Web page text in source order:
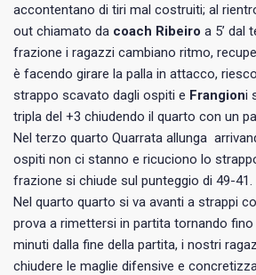
accontentano di tiri mal costruiti; al
out chiamato da coach Ribeiro a 5’ dal
frazione i ragazzi cambiano ritmo,
è facendo girare la palla in attacco,
strappo scavato dagli ospiti e Frangioni
tripla del +3 chiudendo il quarto con un
Nel terzo quarto Quarrata allunga
ospiti non ci stanno e ricuciono lo
frazione si chiude sul punteggio di 49-41.
Nel quarto quarto si va avanti a strappi
prova a rimettersi in partita tornando
minuti dalla fine della partita, i nostri
chiudere le maglie difensive e